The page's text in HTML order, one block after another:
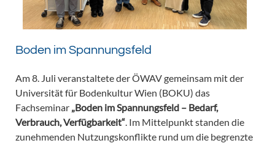
Boden im Spannungsfeld
Am 8. Juli veranstaltete der ÖWAV gemeinsam mit der
Universität für Bodenkultur Wien (BOKU) das
Fachseminar „Boden im Spannungsfeld – Bedarf,
Verbrauch, Verfügbarkeit“ . Im Mittelpunkt standen die
zunehmenden Nutzungskonflikte rund um die begrenzte